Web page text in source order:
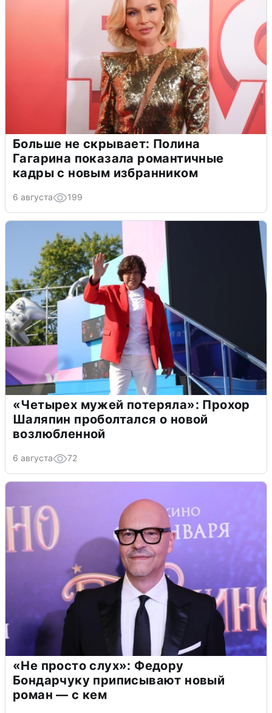
Больше не скрывает: Полина
Гагарина показала романтичные
кадры с новым избранником
6 августа 199
«Четырех мужей потеряла»: Прохор
Шаляпин проболтался о новой
возлюбленной
6 августа 72
«Не просто слух»: Федору
Бондарчуку приписывают новый
роман — с кем